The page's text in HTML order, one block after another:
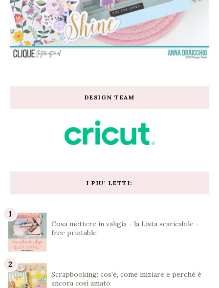
DESIGN TEAM
I PIU' LETTI:
Cosa mettere in valigia - la Lista scaricabile –
free printable
Scrapbooking: cos'è, come iniziare e perché è
ancora così amato